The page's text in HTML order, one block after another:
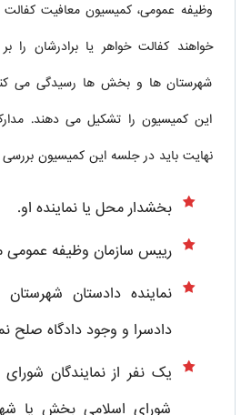
وظیفه عمومی، کمیسیون معافیت
خواهند کفالت خواهر یا برادرشان را
شهرستان ها و بخش‌ ها رسیدگی می
این کمیسیون را تشکیل می دهند.
نهایت باید در جلسه این کمیسیون
بخشدار محل یا نماینده او.
رییس سازمان وظیفه عمومی
نماینده دادستان
دادسرا و وجود دادگاه صلح
یک نفر از نمایندگان
شورای اسلامی بخش یا